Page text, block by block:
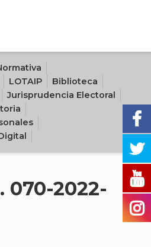
LOTAIP
Biblioteca
Jurisprudencia Electoral
070-2022-